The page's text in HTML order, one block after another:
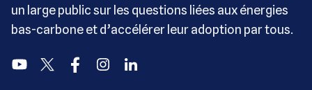
un large public sur les questions liées aux énergies
bas-carbone et d’accélérer leur adoption par tous.
YoutubeTwitter FacebookInstagramLinkedin